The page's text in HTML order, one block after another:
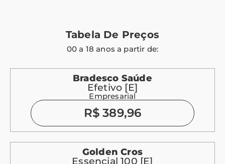
Tabela De Preços
00 a 18 anos a partir de:
Bradesco Saúde
Efetivo [E]
Empresarial
R$ 389,96
Golden Cros
Essencial 100 [E]